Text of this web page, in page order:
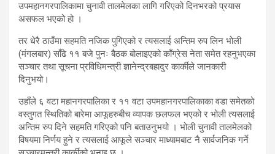
उपमहानगरपालिकामा चुनावी तालमेलका लागि गरिएको दिनभरको प्रयास
असफल भएको हो ।
तर धेरै ठाउँमा सहमति नजिक पुगिएको र त्यसलाई अन्तिम रुप लिन भोली
(मंगलबार) साँढे ११ बजे पुनः बैठक बोलाइएको काँग्रेस नेता समेत रहनुभएका
सञ्चार तथा सूचना प्रविधिमन्त्री ज्ञानेन्द्रबहादुर कार्कीले जानकारी
दिनुभयो।
उहाँले ६ वटा महानगरपालिका र ११ वटा उपमहानगरपालिकाका वडा समेतको
वस्तुगत स्थितिको बारेमा आफूहरुबीच व्यापक छलफल भएको र भोली त्यसलाई
अन्तिम रुप दिने सहमति गरिएको पनि बताउनुभयो । भोली चुनावी तालमेलको
विषयमा निर्णय हुने र त्यसलाई आफूले सञ्चार माध्यामबाट नै सार्वजनिक गर्ने